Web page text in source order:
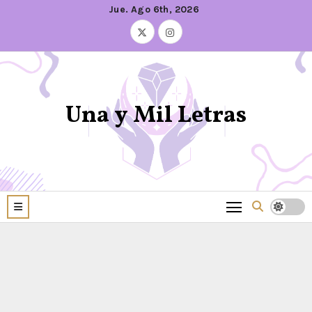
Jue. Ago 6th, 2026
Una y Mil Letras